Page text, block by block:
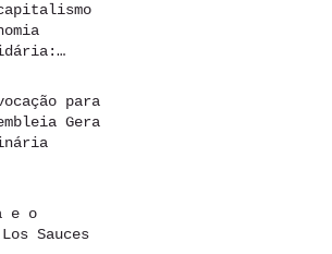
à
com opara
Geral
e o
Sauces